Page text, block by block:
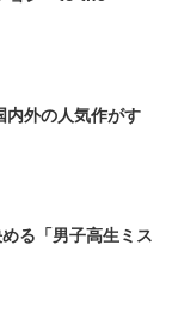
内外の人気作がす
る「男子高生ミス